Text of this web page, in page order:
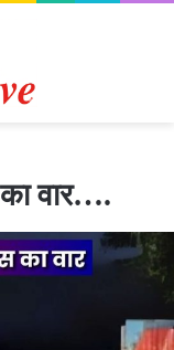
वार….